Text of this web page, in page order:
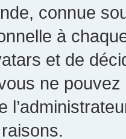
connue
à
et de
ne pouvez